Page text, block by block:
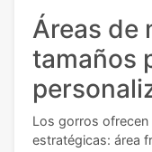
Áreas de
tamaños
Los gorros
estratégicas: área